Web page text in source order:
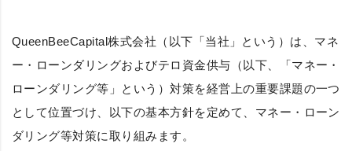
QueenBeeCapital株式会社（以下「当社」という）は、マネ
ー・ローンダリングおよびテロ資金供与（以下、「マネー・
ローンダリング等」という）対策を経営上の重要課題の一つ
として位置づけ、以下の基本方針を定めて、マネー・ローン
ダリング等対策に取り組みます。